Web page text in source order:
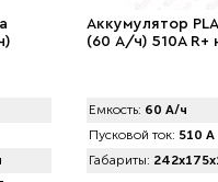
Аккумулятор
(60 А/ч) 510A R+
Емкость: 60 А/ч
Пусковой ток: 510 А
Габариты: